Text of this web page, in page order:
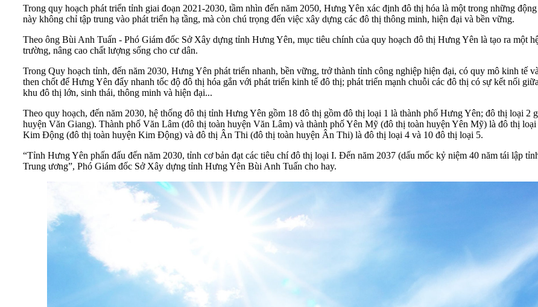
Trong quy hoạch phát triển tỉnh giai đoạn 2021-2030, tầm nhìn đến năm 2050, Hưng Yên xác định đô thị hóa là một trong những
này không chỉ tập trung vào phát triển hạ tầng, mà còn chú trọng đến việc xây dựng các đô thị thông minh, hiện đại và bền vững.
Theo ông Bùi Anh Tuấn - Phó Giám đốc Sở Xây dựng tỉnh Hưng Yên, mục tiêu chính của quy hoạch đô thị Hưng Yên là tạo ra một
trường, nâng cao chất lượng sống cho cư dân.
Trong Quy hoạch tỉnh, đến năm 2030, Hưng Yên phát triển nhanh, bền vững, trở thành tỉnh công nghiệp hiện đại, có quy mô kinh tế
then chốt để Hưng Yên đẩy nhanh tốc độ đô thị hóa gắn với phát triển kinh tế đô thị; phát triển mạnh chuỗi các đô thị có sự kết nối
khu đô thị lớn, sinh thái, thông minh và hiện đại...
Theo quy hoạch, đến năm 2030, hệ thống đô thị tỉnh Hưng Yên gồm 18 đô thị gồm đô thị loại 1 là thành phố Hưng Yên; đô thị loại 2
huyện Văn Giang). Thành phố Văn Lâm (đô thị toàn huyện Văn Lâm) và thành phố Yên Mỹ (đô thị toàn huyện Yên Mỹ) là đô thị
Kim Động (đô thị toàn huyện Kim Động) và đô thị Ân Thi (đô thị toàn huyện Ân Thi) là đô thị loại 4 và 10 đô thị loại 5.
“Tỉnh Hưng Yên phấn đấu đến năm 2030, tỉnh cơ bản đạt các tiêu chí đô thị loại I. Đến năm 2037 (dấu mốc kỷ niệm 40 năm tái lập
Trung ương”, Phó Giám đốc Sở Xây dựng tỉnh Hưng Yên Bùi Anh Tuấn cho hay.